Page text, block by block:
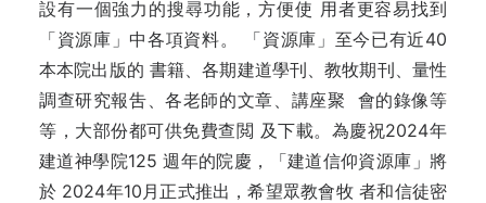
設有一個強力的搜尋功能，方便使 用者更容易找到
「資源庫」中各項資料。 「資源庫」至今已有近40
本本院出版的 書籍、各期建道學刊、教牧期刊、量性
調查研究報吿、各老師的文章、講座聚 會的錄像等
等，大部份都可供免費查閲 及下載。為慶祝2024年
建道神學院125 週年的院慶，「建道信仰資源庫」將
於 2024年10月正式推出，希望眾教會牧 者和信徒密